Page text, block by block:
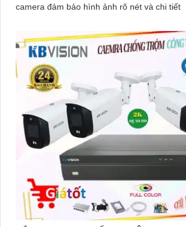
camera đảm bảo hình ảnh rõ nét và chi tiết